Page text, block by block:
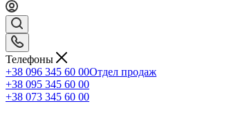
Телефоны
+38 096 345 60 00Отдел продаж
+38 095 345 60 00
+38 073 345 60 00